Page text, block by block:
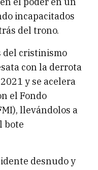
incapacitados
del trono.
del cristinismo
con la derrota
y se acelera
el Fondo
llevándolos a
bote
desnudo y